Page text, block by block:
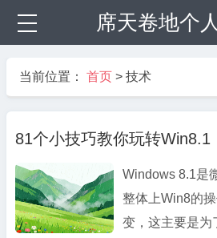
席天卷地个
当前位置： 首页 > 技术
81个小技巧教你玩转Win8.1
Windows 8.1是
整体上Win8的
变，这主要是为